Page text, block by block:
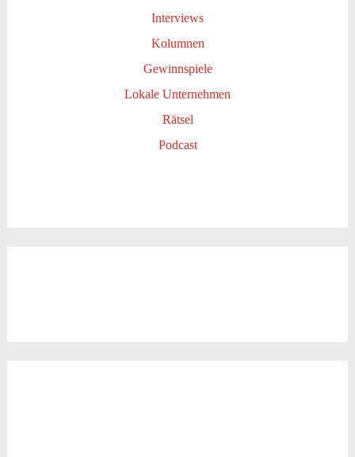
Interviews
Kolumnen
Gewinnspiele
Lokale Unternehmen
Rätsel
Podcast